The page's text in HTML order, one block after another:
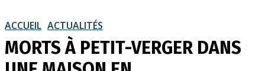
ACCUEIL ACTUALITÉS
MORTS À PETIT-VERGER DANS